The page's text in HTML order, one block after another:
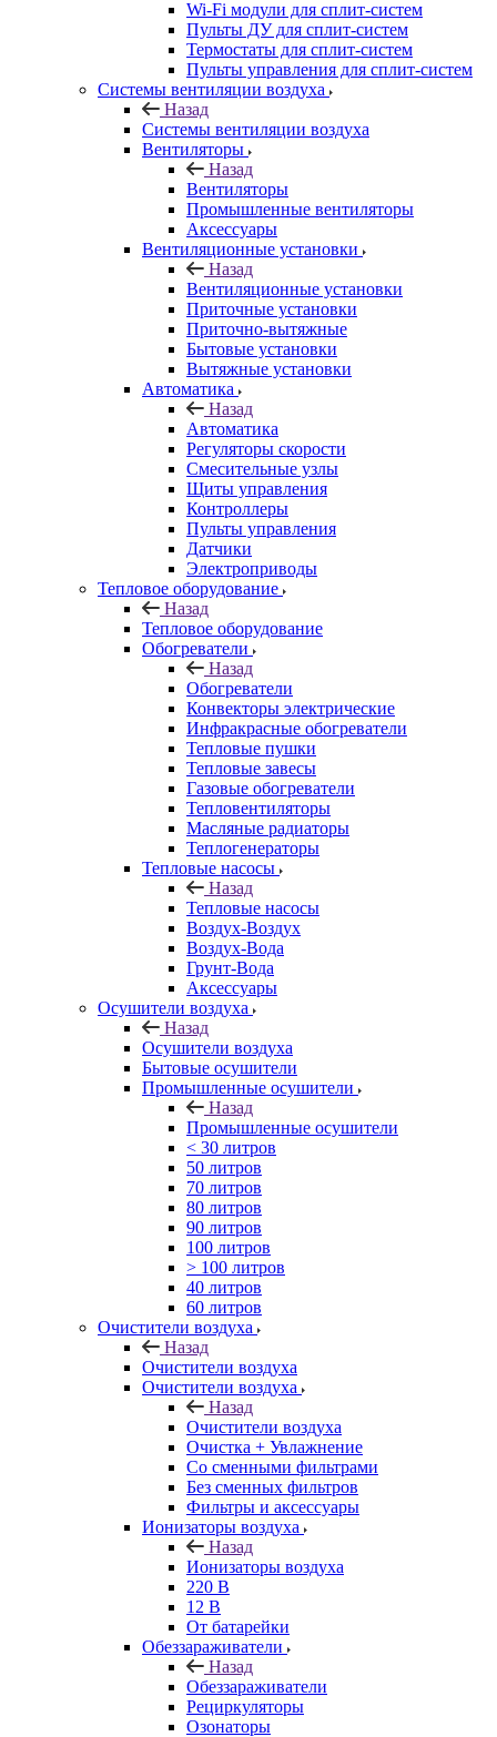
Wi-Fi модули для сплит-систем
Пульты ДУ для сплит-систем
Термостаты для сплит-систем
Пульты управления для сплит-систем
Системы вентиляции воздуха
Назад
Системы вентиляции воздуха
Вентиляторы
Назад
Вентиляторы
Промышленные вентиляторы
Аксессуары
Вентиляционные установки
Назад
Вентиляционные установки
Приточные установки
Приточно-вытяжные
Бытовые установки
Вытяжные установки
Автоматика
Назад
Автоматика
Регуляторы скорости
Смесительные узлы
Щиты управления
Контроллеры
Пульты управления
Датчики
Электроприводы
Тепловое оборудование
Назад
Тепловое оборудование
Обогреватели
Назад
Обогреватели
Конвекторы электрические
Инфракрасные обогреватели
Тепловые пушки
Тепловые завесы
Газовые обогреватели
Тепловентиляторы
Масляные радиаторы
Теплогенераторы
Тепловые насосы
Назад
Тепловые насосы
Воздух-Воздух
Воздух-Вода
Грунт-Вода
Аксессуары
Осушители воздуха
Назад
Осушители воздуха
Бытовые осушители
Промышленные осушители
Назад
Промышленные осушители
< 30 литров
50 литров
70 литров
80 литров
90 литров
100 литров
> 100 литров
40 литров
60 литров
Очистители воздуха
Назад
Очистители воздуха
Очистители воздуха
Назад
Очистители воздуха
Очистка + Увлажнение
Cо сменными фильтрами
Без сменных фильтров
Фильтры и аксессуары
Ионизаторы воздуха
Назад
Ионизаторы воздуха
220 В
12 В
От батарейки
Обеззараживатели
Назад
Обеззараживатели
Рециркуляторы
Озонаторы